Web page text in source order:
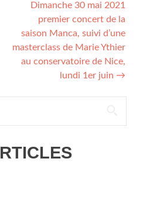
Dimanche 30 mai 2021
premier concert de la
saison Manca, suivi d’une
masterclass de Marie Ythier
au conservatoire de Nice,
lundi 1er juin →